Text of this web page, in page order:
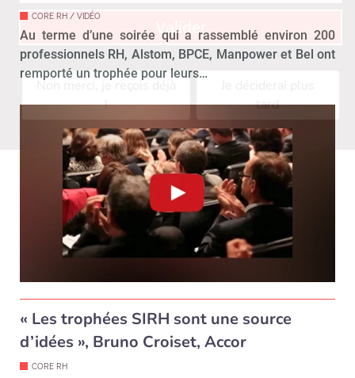
CORE RH / VIDÉO
Au terme d’une soirée qui a rassemblé environ 200
professionnels RH, Alstom, BPCE, Manpower et Bel ont
remporté un trophée pour leurs…
« Les trophées SIRH sont une source
d’idées », Bruno Croiset, Accor
CORE RH
Valider
Non merci, je reçois déjà
!
tard